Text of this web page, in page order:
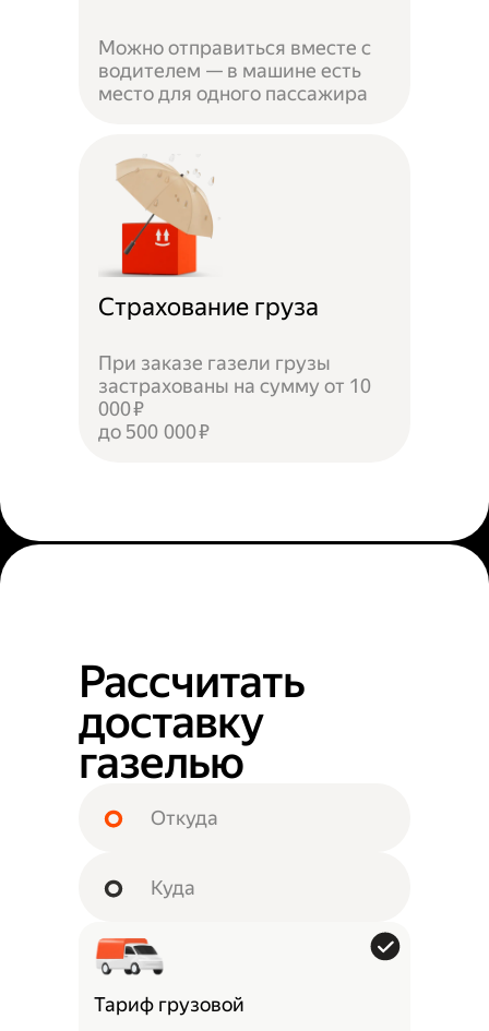
Можно отправиться вместе с
водителем — в машине есть
место для одного пассажира
Страхование груза
При заказе газели грузы
застрахованы на сумму от 10
000 ₽
до 500 000 ₽
Рассчитать
доставку
газелью
Тариф грузовой